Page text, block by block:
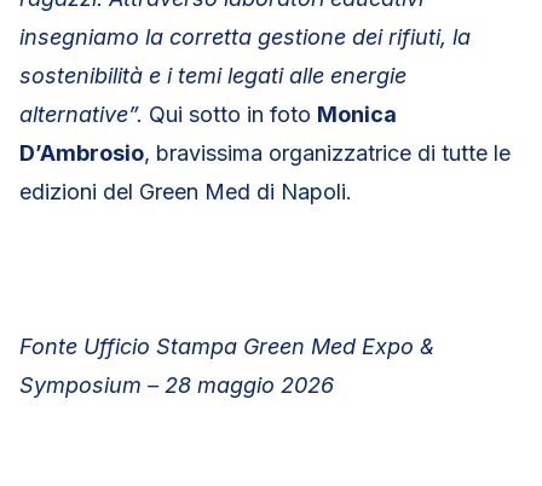
insegniamo la corretta gestione dei rifiuti, la
sostenibilità e i temi legati alle energie
alternative”. Qui sotto in foto Monica
D’Ambrosio, bravissima organizzatrice di tutte le
edizioni del Green Med di Napoli.
Fonte Ufficio Stampa Green Med Expo &
Symposium – 28 maggio 2026